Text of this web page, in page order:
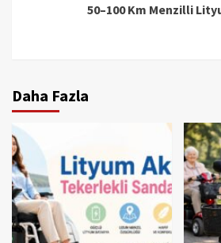
50–100 Km Menzilli
Daha Fazla